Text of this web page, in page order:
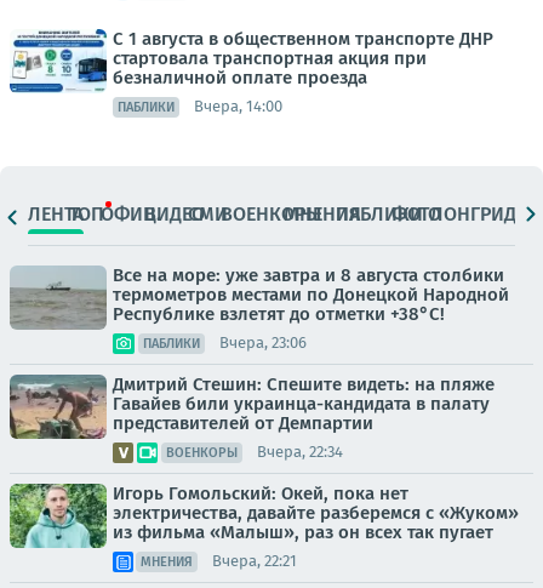
С 1 августа в общественном транспорте ДНР
стартовала транспортная акция при
безналичной оплате проезда
ПАБЛИКИ Вчера, 14:00
ЛЕНТАТОПОФИЦ.ВИДЕОСМИВОЕНКОРЫМНЕНИЯПАБЛИКИ
ФОТОЛОНГРИДЫ
Все на море: уже завтра и 8 августа столбики
термометров местами по Донецкой Народной
Республике взлетят до отметки +38°C!
ПАБЛИКИ Вчера, 23:06
Дмитрий Стешин: Спешите видеть: на пляже
Гавайев били украинца-кандидата в палату
представителей от Демпартии
ВОЕНКОРЫ Вчера, 22:34
Игорь Гомольский: Окей, пока нет
электричества, давайте разберемся с «Жуком»
из фильма «Малыш», раз он всех так пугает
МНЕНИЯ Вчера, 22:21